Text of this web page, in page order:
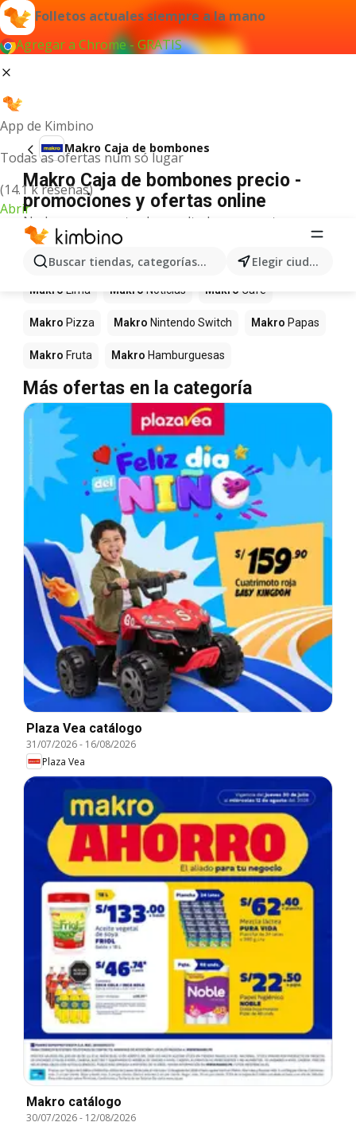
Folletos actuales siempre a la mano
Agregar a Chrome - GRATIS
App de Kimbino
Todas as ofertas num só lugar
(14.1 k reseñas)
Abrir
Buscar tiendas, categorías, productos... Elegir ciudad
Makro Caja de bombones
Makro Caja de bombones precio -
promociones y ofertas online
No hemos encontrado resultados para este
término.
Más productos en tiendas Makro
Makro Lima Makro Noticias Makro Café
Makro Pizza Makro Nintendo Switch Makro Papas
Makro Fruta Makro Hamburguesas
Más ofertas en la categoría
Plaza Vea catálogo
31/07/2026- 16/08/2026
Plaza Vea
Makro catálogo
30/07/2026- 12/08/2026